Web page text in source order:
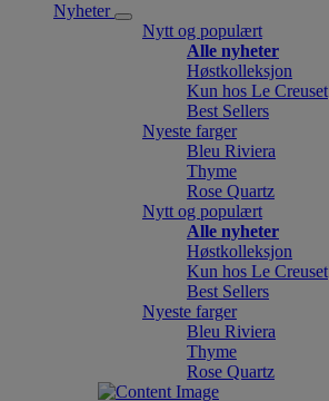
Nyheter
Nytt og populært
Alle nyheter
Høstkolleksjon
Kun hos Le Creuset
Best Sellers
Nyeste farger
Bleu Riviera
Thyme
Rose Quartz
Nytt og populært
Alle nyheter
Høstkolleksjon
Kun hos Le Creuset
Best Sellers
Nyeste farger
Bleu Riviera
Thyme
Rose Quartz